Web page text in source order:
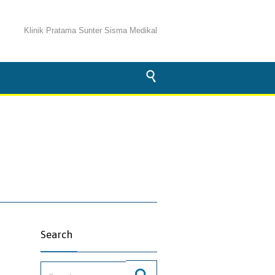
Klinik Pratama Sunter Sisma Medikal

Search